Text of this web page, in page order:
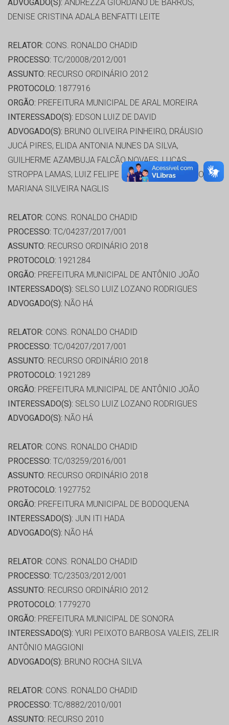
ADVOGADO(S): ANDREZZA GIORDANO DE BARROS,
DENISE CRISTINA ADALA BENFATTI LEITE
RELATOR: CONS. RONALDO CHADID
PROCESSO: TC/20008/2012/001
ASSUNTO: RECURSO ORDINÁRIO 2012
PROTOCOLO: 1877916
ORGÃO: PREFEITURA MUNICIPAL DE ARAL MOREIRA
INTERESSADO(S): EDSON LUIZ DE DAVID
ADVOGADO(S): BRUNO OLIVEIRA PINHEIRO, DRÁUSIO
JUCÁ PIRES, ELIDA ANTONIA NUNES DA SILVA,
GUILHERME AZAMBUJA FALCÃO NOVAES, LUCAS
STROPPA LAMAS, LUIZ FELIPE FERREIRA DOS SANTOS,
MARIANA SILVEIRA NAGLIS
RELATOR: CONS. RONALDO CHADID
PROCESSO: TC/04237/2017/001
ASSUNTO: RECURSO ORDINÁRIO 2018
PROTOCOLO: 1921284
ORGÃO: PREFEITURA MUNICIPAL DE ANTÔNIO JOÃO
INTERESSADO(S): SELSO LUIZ LOZANO RODRIGUES
ADVOGADO(S): NÃO HÁ
RELATOR: CONS. RONALDO CHADID
PROCESSO: TC/04207/2017/001
ASSUNTO: RECURSO ORDINÁRIO 2018
PROTOCOLO: 1921289
ORGÃO: PREFEITURA MUNICIPAL DE ANTÔNIO JOÃO
INTERESSADO(S): SELSO LUIZ LOZANO RODRIGUES
ADVOGADO(S): NÃO HÁ
RELATOR: CONS. RONALDO CHADID
PROCESSO: TC/03259/2016/001
ASSUNTO: RECURSO ORDINÁRIO 2018
PROTOCOLO: 1927752
ORGÃO: PREFEITURA MUNICIPAL DE BODOQUENA
INTERESSADO(S): JUN ITI HADA
ADVOGADO(S): NÃO HÁ
RELATOR: CONS. RONALDO CHADID
PROCESSO: TC/23503/2012/001
ASSUNTO: RECURSO ORDINÁRIO 2012
PROTOCOLO: 1779270
ORGÃO: PREFEITURA MUNICIPAL DE SONORA
INTERESSADO(S): YURI PEIXOTO BARBOSA VALEIS, ZELIR
ANTÔNIO MAGGIONI
ADVOGADO(S): BRUNO ROCHA SILVA
RELATOR: CONS. RONALDO CHADID
PROCESSO: TC/8882/2010/001
ASSUNTO: RECURSO 2010